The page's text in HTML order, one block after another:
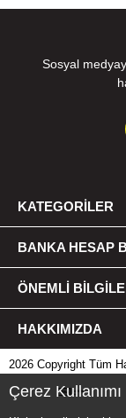
Çerez Kullanımı
Sosyal
KATEGORILER
BANKA HESAP
ÖNEMLI
HAKKIMIZDA
2026 Copyright Tüm